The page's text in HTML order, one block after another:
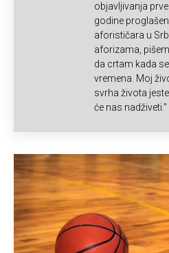
objavljivanja
godine
aforističara u
aforizama,
da crtam kada
vremena. Moj
svrha života
će nas nadživeti."